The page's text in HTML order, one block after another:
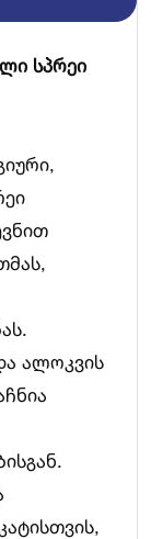
სპრეი
ალოკვის